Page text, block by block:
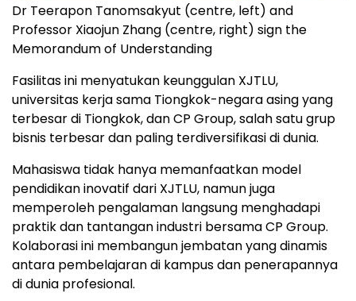
Dr Teerapon Tanomsakyut (centre, left) and
Professor Xiaojun Zhang (centre, right) sign the
Memorandum of Understanding
Fasilitas ini menyatukan keunggulan XJTLU,
universitas kerja sama Tiongkok-negara asing yang
terbesar di Tiongkok, dan CP Group, salah satu grup
bisnis terbesar dan paling terdiversifikasi di dunia.
Mahasiswa tidak hanya memanfaatkan model
pendidikan inovatif dari XJTLU, namun juga
memperoleh pengalaman langsung menghadapi
praktik dan tantangan industri bersama CP Group.
Kolaborasi ini membangun jembatan yang dinamis
antara pembelajaran di kampus dan penerapannya
di dunia profesional.